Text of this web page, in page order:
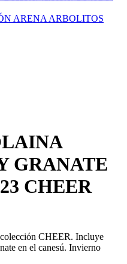
ARENA ARBOLITOS
GRANATE
CHEER
CHEER. Incluye
en el canesú. Invierno